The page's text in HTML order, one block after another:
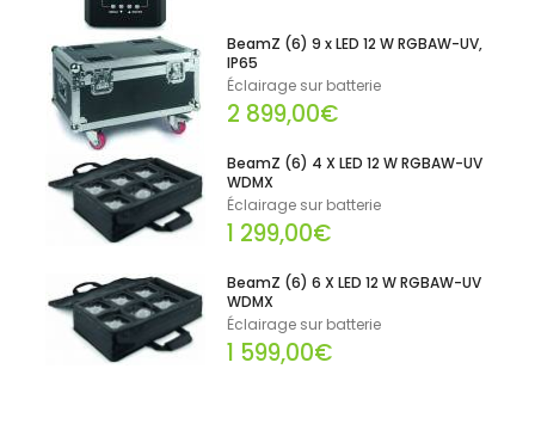
BeamZ (6) 9 x LED 12 W RGBAW-UV,
IP65
Éclairage sur batterie
2 899,00€
BeamZ (6) 4 X LED 12 W RGBAW-UV
WDMX
Éclairage sur batterie
1 299,00€
BeamZ (6) 6 X LED 12 W RGBAW-UV
WDMX
Éclairage sur batterie
1 599,00€